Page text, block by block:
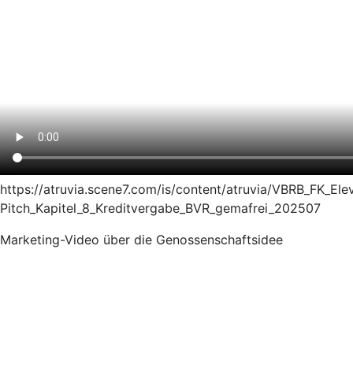
https://atruvia.scene7.com/is/content/atruvia/
Pitch_Kapitel_8_Kreditvergabe_BVR_gemafrei_202507
Marketing-Video über die Genossenschaftsidee